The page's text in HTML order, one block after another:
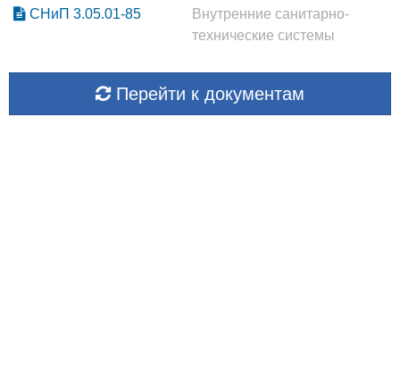
СНиП 3.05.01-85
Внутренние санитарно-
технические системы
Перейти к документам